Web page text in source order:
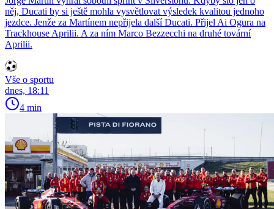
něj, Ducati by si ještě mohla vysvětlovat výsledek kvalitou jednoho
jezdce. Jenže za Martínem nepřijela další Ducati. Přijel Ai Ogura na
Trackhouse Aprilii. A za ním Marco Bezzecchi na druhé tovární
Aprilii.
Vše o sportu
dnes, 18:11
4 min